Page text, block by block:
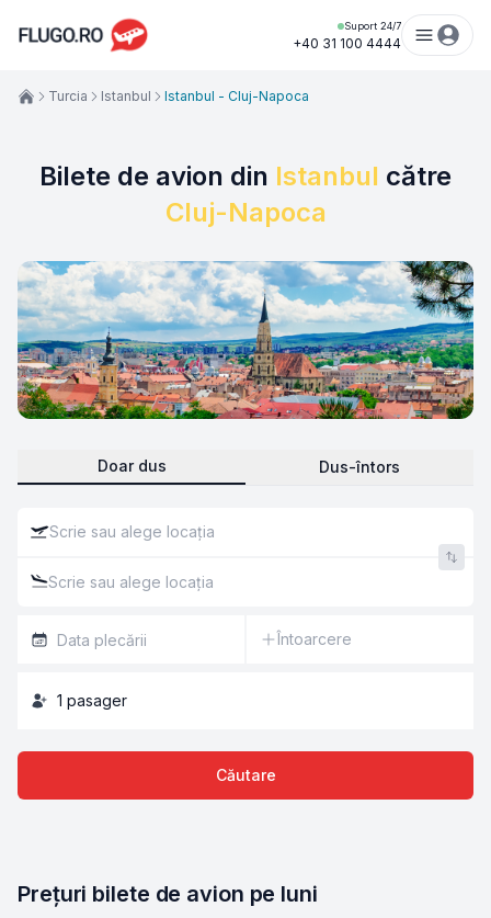
Suport 24/7
+40 31 100 4444
Bilete de avion din Istanbul către
Cluj-Napoca
Doar dus Dus-întors
Întoarcere
1 pasager
Căutare
Turcia Istanbul Istanbul - Cluj-Napoca
Prețuri bilete de avion pe luni